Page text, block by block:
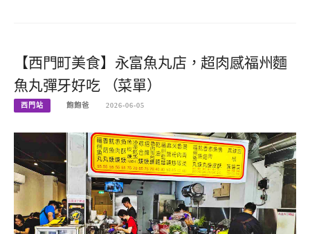
【西門町美食】永富魚丸店，超肉感福州麵
魚丸彈牙好吃 （菜單）
西門站 飽飽爸 2026-06-05